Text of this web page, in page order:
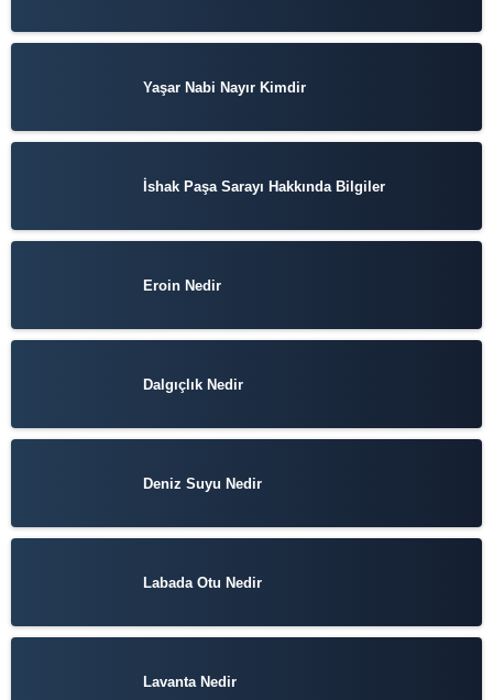
Yaşar Nabi Nayır Kimdir
İshak Paşa Sarayı Hakkında Bilgiler
Eroin Nedir
Dalgıçlık Nedir
Deniz Suyu Nedir
Labada Otu Nedir
Lavanta Nedir